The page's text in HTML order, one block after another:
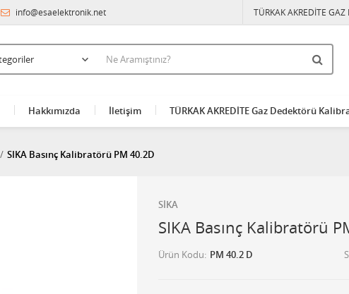
info@esaelektronik.net TÜRKAK AKREDİTE
Hakkımızda İletişim TÜRKAK AKREDİTE Gaz Dedektörü
SIKA Basınç Kalibratörü PM 40.2D
SİKA
SIKA Basınç Kalibratörü
Ürün Kodu PM 40.2 D